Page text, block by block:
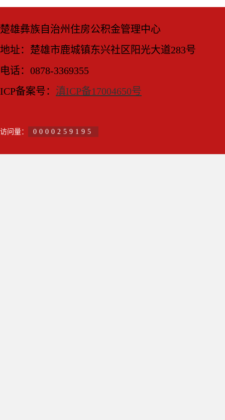
楚雄彝族自治州住房公积金管理中心
地址：楚雄市鹿城镇东兴社区阳光大道283号
电话：0878-3369355
ICP备案号： 滇ICP备17004650号
访问量： 0000259195